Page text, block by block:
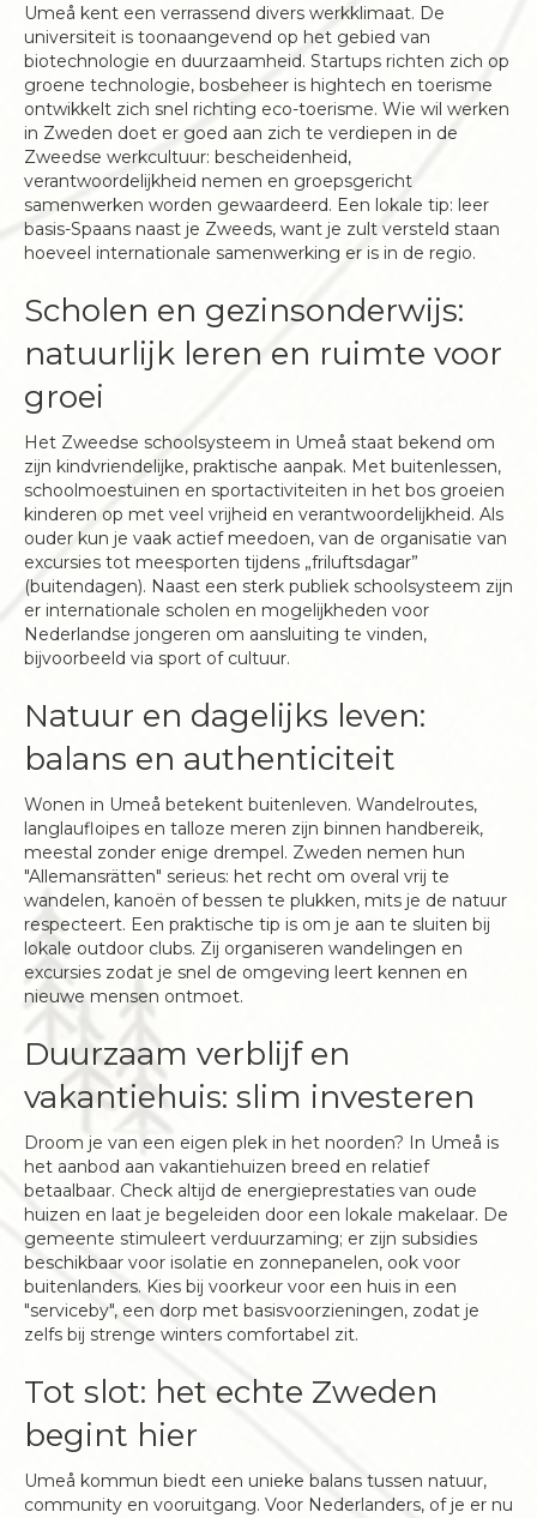
Umeå kent een verrassend divers werkklimaat. De
universiteit is toonaangevend op het gebied van
biotechnologie en duurzaamheid. Startups richten zich op
groene technologie, bosbeheer is hightech en toerisme
ontwikkelt zich snel richting eco-toerisme. Wie wil werken
in Zweden doet er goed aan zich te verdiepen in de
Zweedse werkcultuur: bescheidenheid,
verantwoordelijkheid nemen en groepsgericht
samenwerken worden gewaardeerd. Een lokale tip: leer
basis-Spaans naast je Zweeds, want je zult versteld staan
hoeveel internationale samenwerking er is in de regio.
Scholen en gezinsonderwijs:
natuurlijk leren en ruimte voor
groei
Het Zweedse schoolsysteem in Umeå staat bekend om
zijn kindvriendelijke, praktische aanpak. Met buitenlessen,
schoolmoestuinen en sportactiviteiten in het bos groeien
kinderen op met veel vrijheid en verantwoordelijkheid. Als
ouder kun je vaak actief meedoen, van de organisatie van
excursies tot meesporten tijdens „friluftsdagar”
(buitendagen). Naast een sterk publiek schoolsysteem zijn
er internationale scholen en mogelijkheden voor
Nederlandse jongeren om aansluiting te vinden,
bijvoorbeeld via sport of cultuur.
Natuur en dagelijks leven:
balans en authenticiteit
Wonen in Umeå betekent buitenleven. Wandelroutes,
langlaufloipes en talloze meren zijn binnen handbereik,
meestal zonder enige drempel. Zweden nemen hun
"Allemansrätten" serieus: het recht om overal vrij te
wandelen, kanoën of bessen te plukken, mits je de natuur
respecteert. Een praktische tip is om je aan te sluiten bij
lokale outdoor clubs. Zij organiseren wandelingen en
excursies zodat je snel de omgeving leert kennen en
nieuwe mensen ontmoet.
Duurzaam verblijf en
vakantiehuis: slim investeren
Droom je van een eigen plek in het noorden? In Umeå is
het aanbod aan vakantiehuizen breed en relatief
betaalbaar. Check altijd de energieprestaties van oude
huizen en laat je begeleiden door een lokale makelaar. De
gemeente stimuleert verduurzaming; er zijn subsidies
beschikbaar voor isolatie en zonnepanelen, ook voor
buitenlanders. Kies bij voorkeur voor een huis in een
"serviceby", een dorp met basisvoorzieningen, zodat je
zelfs bij strenge winters comfortabel zit.
Tot slot: het echte Zweden
begint hier
Umeå kommun biedt een unieke balans tussen natuur,
community en vooruitgang. Voor Nederlanders, of je er nu